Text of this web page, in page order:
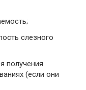
слезного
получения
(если они